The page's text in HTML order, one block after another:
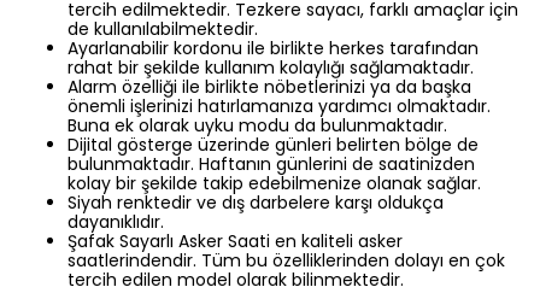
tercih edilmektedir. Tezkere sayacı, farklı amaçlar için
de kullanılabilmektedir.
Ayarlanabilir kordonu ile birlikte herkes tarafından
rahat bir şekilde kullanım kolaylığı sağlamaktadır.
Alarm özelliği ile birlikte nöbetlerinizi ya da başka
önemli işlerinizi hatırlamanıza yardımcı olmaktadır.
Buna ek olarak uyku modu da bulunmaktadır.
Dijital gösterge üzerinde günleri belirten bölge de
bulunmaktadır. Haftanın günlerini de saatinizden
kolay bir şekilde takip edebilmenize olanak sağlar.
Siyah renktedir ve dış darbelere karşı oldukça
dayanıklıdır.
Şafak Sayarlı Asker Saati en kaliteli asker
saatlerindendir. Tüm bu özelliklerinden dolayı en çok
tercih edilen model olarak bilinmektedir.